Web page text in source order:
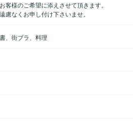
客様のご希望に添えさせて頂きます。
慮なくお申し付け下さいませ。
、街ブラ、料理